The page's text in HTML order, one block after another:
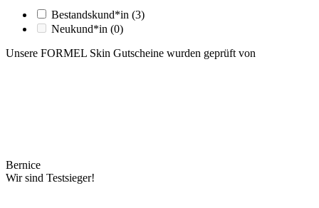
Bestandskund*in (3)
Neukund*in (0)
Unsere FORMEL Skin Gutscheine wurden geprüft von
Bernice
Wir sind Testsieger!